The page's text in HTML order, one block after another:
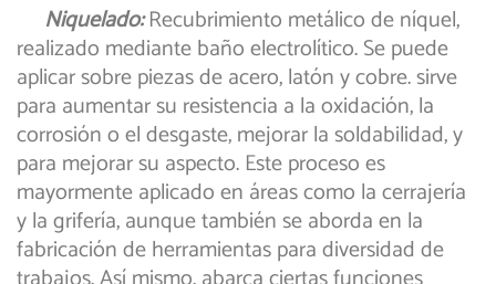
Niquelado:Recubrimiento metálico de níquel,
realizado mediante baño electrolítico. Se puede
aplicar sobre piezas de acero, latón y cobre. sirve
para aumentar su resistencia a la oxidación, la
corrosión o el desgaste, mejorar la soldabilidad, y
para mejorar su aspecto. Este proceso es
mayormente aplicado en áreas como la cerrajería
y la grifería, aunque también se aborda en la
fabricación de herramientas para diversidad de